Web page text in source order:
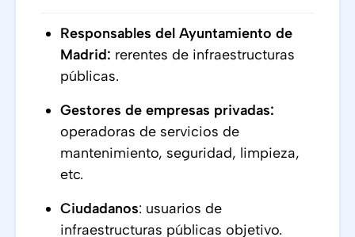
Responsables del Ayuntamiento de
Madrid: rerentes de infraestructuras
públicas.
Gestores de empresas privadas:
operadoras de servicios de
mantenimiento, seguridad, limpieza,
etc.
Ciudadanos: usuarios de
infraestructuras públicas objetivo.